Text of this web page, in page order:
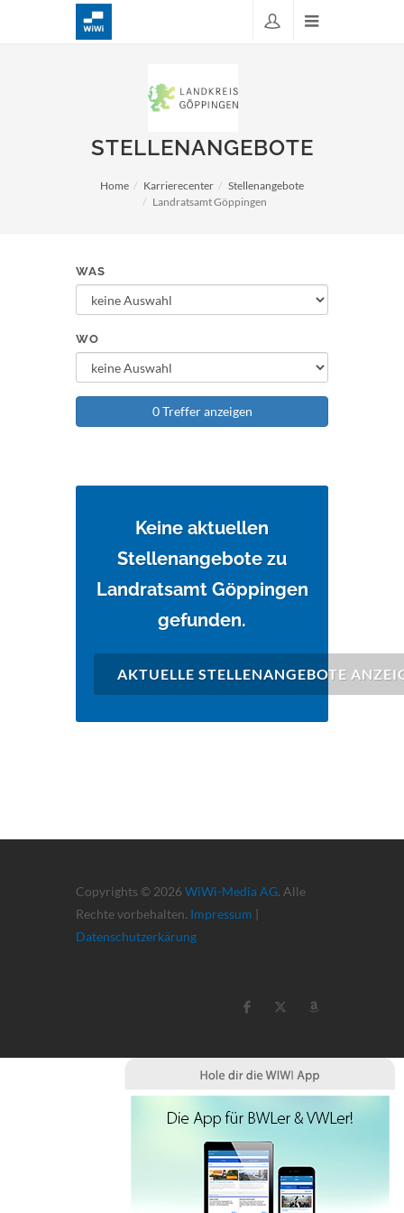
STELLENANGEBOTE
Home Karrierecenter
Stellenangebote
Landratsamt Göppingen
WAS
WO
0 Treffer anzeigen
Keine aktuellen
Stellenangebote zu
Landratsamt Göppingen
gefunden.
AKTUELLE STELLENANGEBOTE
Copyrights © 2026 WiWi-Media AG. Alle
Rechte vorbehalten. Impressum |
Datenschutzerkärung